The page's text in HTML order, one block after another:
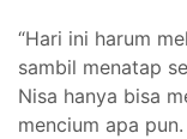
“Hari ini harum
sambil menatap
Nisa hanya bisa
mencium apa pun.